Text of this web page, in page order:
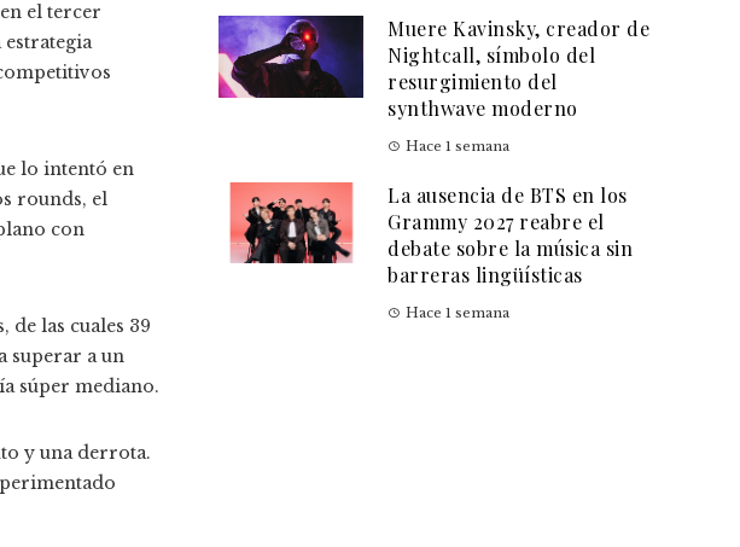
el tercer
lo intentó en
rounds, el
con
de las cuales 39
superar a un
súper mediano.
y una derrota.
Muere Kavinsky, creador de
Nightcall, símbolo del
resurgimiento del
synthwave moderno
Hace 1 semana
La ausencia de BTS en los
Grammy 2027 reabre el
debate sobre la música sin
barreras lingüísticas
Hace 1 semana